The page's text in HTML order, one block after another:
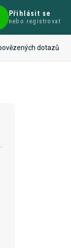
Přihlásit se
nebo registrovat
dotazů